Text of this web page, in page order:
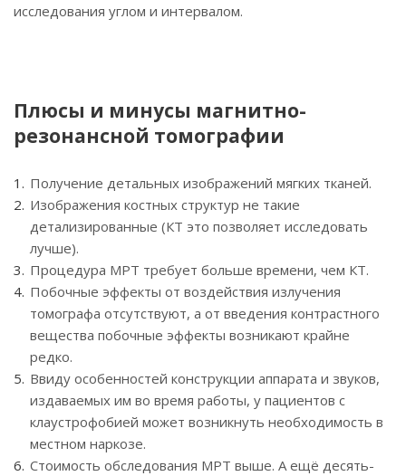
исследования углом и интервалом.
Плюсы и минусы магнитно-
резонансной томографии
Получение детальных изображений мягких тканей.
Изображения костных структур не такие
детализированные (КТ это позволяет исследовать
лучше).
Процедура МРТ требует больше времени, чем КТ.
Побочные эффекты от воздействия излучения
томографа отсутствуют, а от введения контрастного
вещества побочные эффекты возникают крайне
редко.
Ввиду особенностей конструкции аппарата и звуков,
издаваемых им во время работы, у пациентов с
клаустрофобией может возникнуть необходимость в
местном наркозе.
Стоимость обследования МРТ выше. А ещё десять-